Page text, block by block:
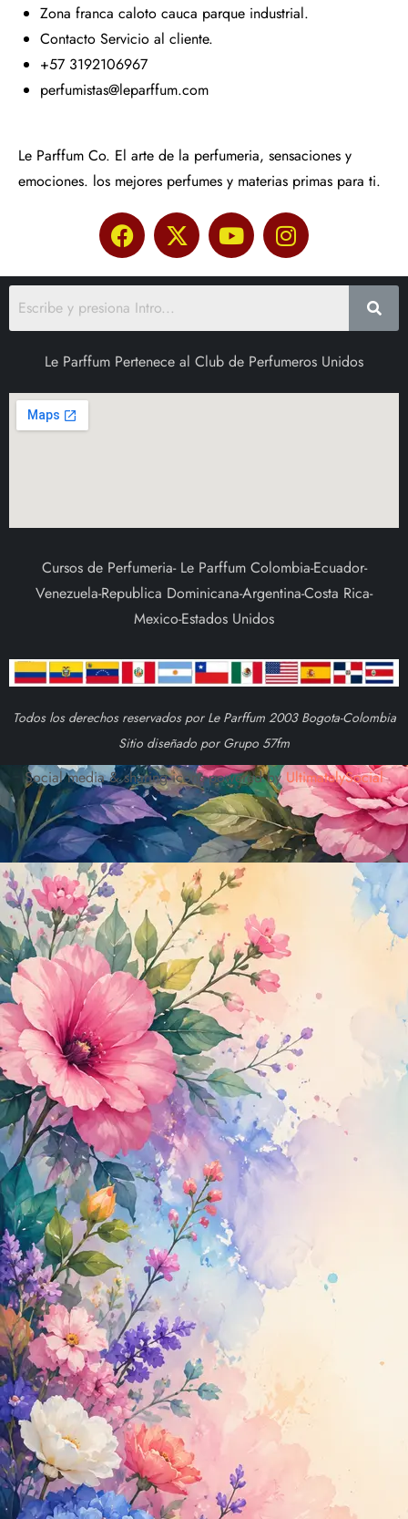
Zona franca caloto cauca parque industrial.
Contacto Servicio al cliente.
+57 3192106967
perfumistas@leparffum.com
Le Parffum Co. El arte de la perfumeria, sensaciones y
emociones. los mejores perfumes y materias primas para ti.
Le Parffum Pertenece al Club de Perfumeros Unidos
Cursos de Perfumeria- Le Parffum Colombia-Ecuador-
Venezuela-Republica Dominicana-Argentina-Costa Rica-
Mexico-Estados Unidos
Todos los derechos reservados por Le Parffum 2003 Bogota-Colombia
Sitio diseñado por Grupo 57fm
Social media & sharing icons powered byUltimatelySocial